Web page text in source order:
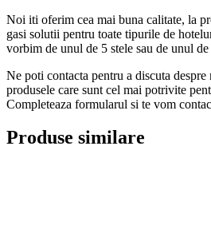
Noi iti oferim cea mai buna calitate, la
gasi solutii pentru toate tipurile de
vorbim de unul de 5 stele sau de unul de
Ne poti contacta pentru a discuta despre
produsele care sunt cel mai potrivite
Completeaza formularul si te vom
Produse similare